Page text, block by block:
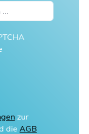
zur
die AGB